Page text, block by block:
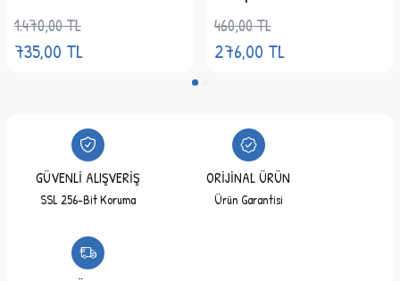
1.470,00TL
735,00 TL
460,00TL
276,00 TL
GÜVENLİ ALIŞVERİŞ
SSL 256-Bit Koruma
ORİJİNAL ÜRÜN
Ürün Garantisi